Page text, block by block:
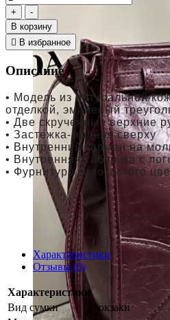
В корзину
В избранное
Описание
• Модель из натуральной
отделкой, эмалевый
• Две скрученные верхние
• Застежка-молния сверху
• Внутренний карман на
• Внутренняя табличка с
• Фурнитура золотистого
Характеристики
Отзывы (0)
Характеристики
Вид сумки
Рюкзаки